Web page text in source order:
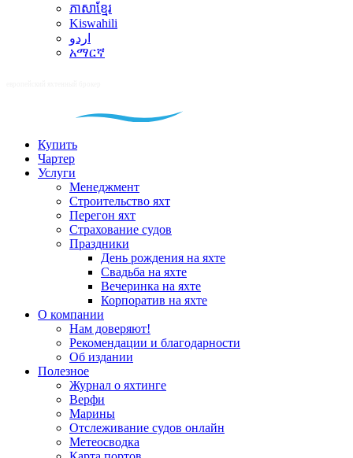
ភាសាខ្មែរ
Kiswahili
اردو
አማርኛ
Купить
Чартер
Услуги
Менеджмент
Строительство яхт
Перегон яхт
Страхование судов
Праздники
День рождения на яхте
Свадьба на яхте
Вечеринка на яхте
Корпоратив на яхте
О компании
Нам доверяют!
Рекомендации и благодарности
Об издании
Полезное
Журнал о яхтинге
Верфи
Марины
Отслеживание судов онлайн
Метеосводка